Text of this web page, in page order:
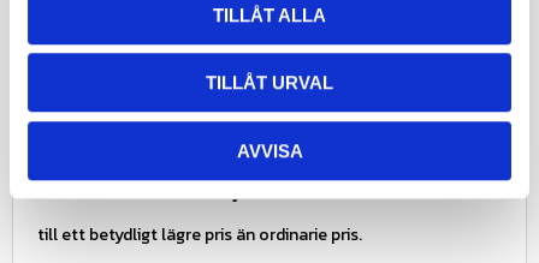
TILLÅT ALLA
TILLÅT URVAL
AVVISA
modeller eller kampanjvaror.
Det innebär att du kan köpa:
ATV-däck
smådäck och reservhjul
till ett betydligt lägre pris än ordinarie pris.